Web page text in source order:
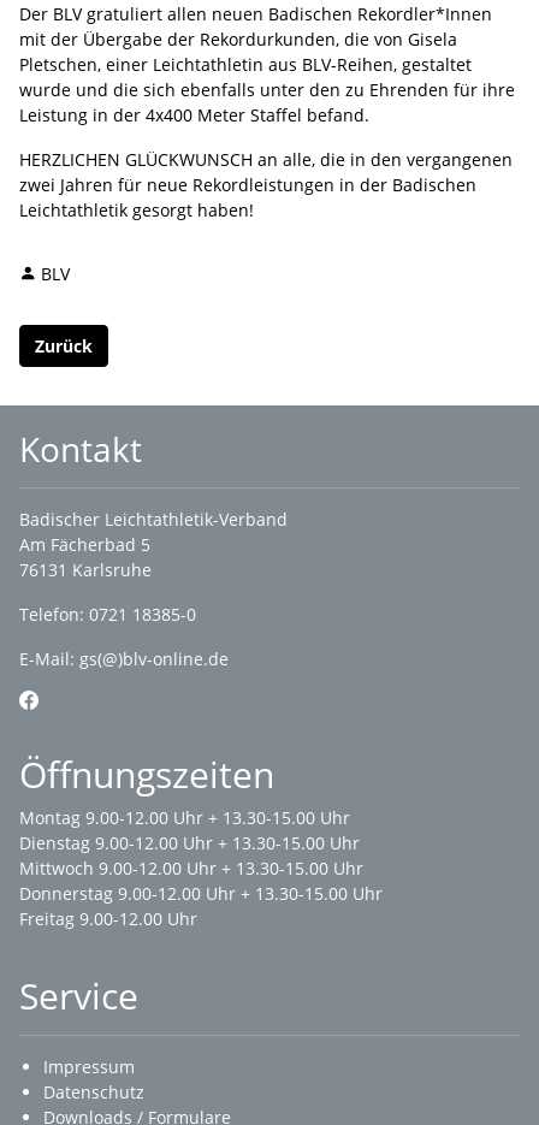
Der BLV gratuliert allen neuen Badischen Rekordler*Innen
mit der Übergabe der Rekordurkunden, die von Gisela
Pletschen, einer Leichtathletin aus BLV-Reihen, gestaltet
wurde und die sich ebenfalls unter den zu Ehrenden für ihre
Leistung in der 4x400 Meter Staffel befand.
HERZLICHEN GLÜCKWUNSCH an alle, die in den vergangenen
zwei Jahren für neue Rekordleistungen in der Badischen
Leichtathletik gesorgt haben!
BLV
Zurück
Kontakt
Badischer Leichtathletik-Verband
Am Fächerbad 5
76131 Karlsruhe
Telefon: 0721 18385-0
E-Mail: gs(@)blv-online.de
Öffnungszeiten
Montag 9.00-12.00 Uhr + 13.30-15.00 Uhr
Dienstag 9.00-12.00 Uhr + 13.30-15.00 Uhr
Mittwoch 9.00-12.00 Uhr + 13.30-15.00 Uhr
Donnerstag 9.00-12.00 Uhr + 13.30-15.00 Uhr
Freitag 9.00-12.00 Uhr
Service
Impressum
Datenschutz
Downloads / Formulare